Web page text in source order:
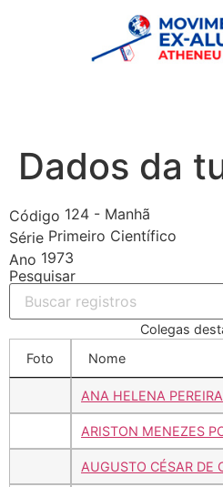
Dados da
Código 124 - Manhã
Série Primeiro Científico
Ano 1973
Pesquisar
Colegas
Foto
Nome
ANA HELENA
ARISTON MENEZES
AUGUSTO CÉSAR DE